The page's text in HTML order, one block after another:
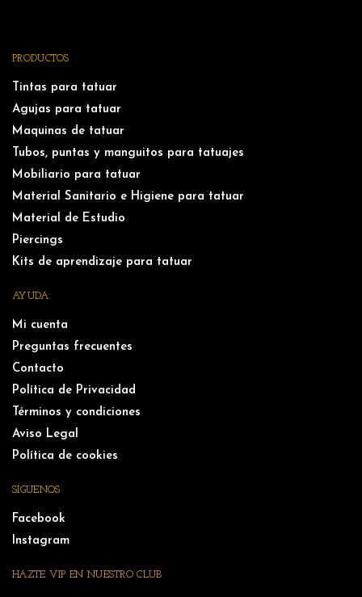
PRODUCTOS
Tintas para tatuar
Agujas para tatuar
Maquinas de tatuar
Tubos, puntas y manguitos para tatuajes
Mobiliario para tatuar
Material Sanitario e Higiene para tatuar
Material de Estudio
Piercings
Kits de aprendizaje para tatuar
AYUDA
Mi cuenta
Preguntas frecuentes
Contacto
Política de Privacidad
Términos y condiciones
Aviso Legal
Política de cookies
SÍGUENOS
Facebook
Instagram
HAZTE VIP EN NUESTRO CLUB